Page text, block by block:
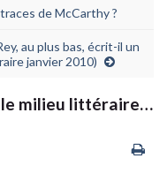
de McCarthy ?
au plus bas, écrit-il un
janvier 2010)
le milieu littéraire…